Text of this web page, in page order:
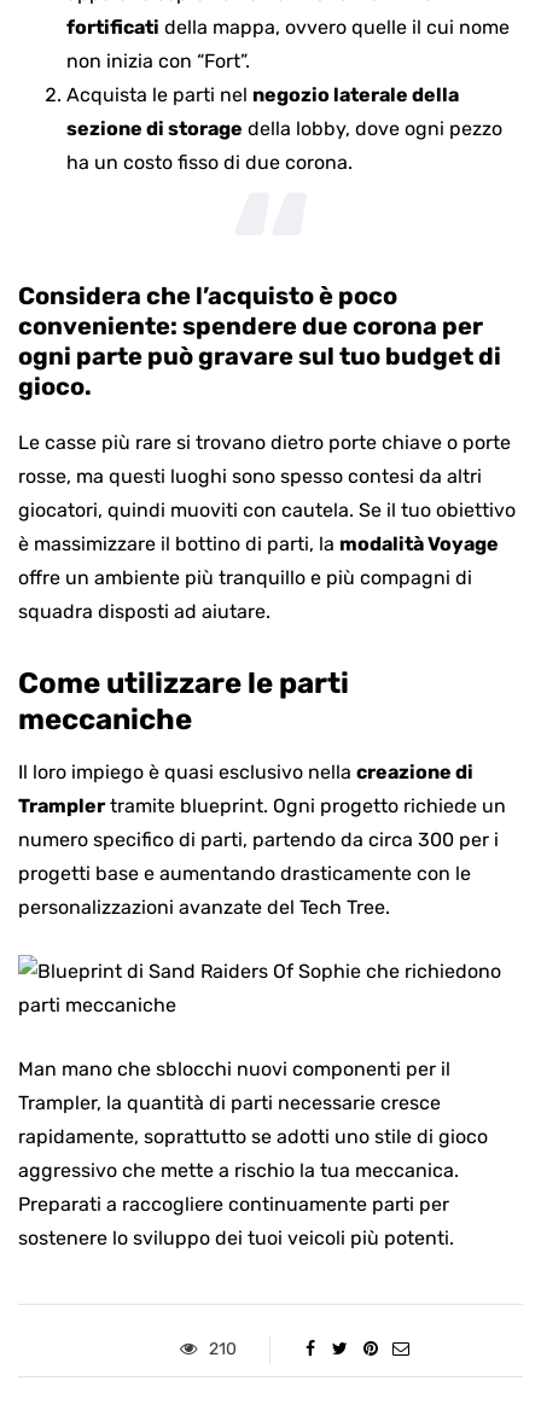
fortificati della mappa, ovvero quelle il cui nome
non inizia con “Fort”.
Acquista le parti nel negozio laterale della
sezione di storage della lobby, dove ogni pezzo
ha un costo fisso di due corona.
Considera che l’acquisto è poco
conveniente: spendere due corona per
ogni parte può gravare sul tuo budget di
gioco.
Le casse più rare si trovano dietro porte chiave o porte
rosse, ma questi luoghi sono spesso contesi da altri
giocatori, quindi muoviti con cautela. Se il tuo obiettivo
è massimizzare il bottino di parti, la modalità Voyage
offre un ambiente più tranquillo e più compagni di
squadra disposti ad aiutare.
Come utilizzare le parti
meccaniche
Il loro impiego è quasi esclusivo nella creazione di
Trampler tramite blueprint. Ogni progetto richiede un
numero specifico di parti, partendo da circa 300 per i
progetti base e aumentando drasticamente con le
personalizzazioni avanzate del Tech Tree.
Man mano che sblocchi nuovi componenti per il
Trampler, la quantità di parti necessarie cresce
rapidamente, soprattutto se adotti uno stile di gioco
aggressivo che mette a rischio la tua meccanica.
Preparati a raccogliere continuamente parti per
sostenere lo sviluppo dei tuoi veicoli più potenti.
210